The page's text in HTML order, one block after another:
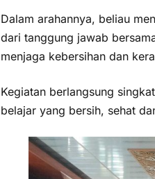
Dalam arahannya, beliau
dari tanggung jawab
menjaga kebersihan dan
Kegiatan berlangsung
belajar yang bersih, sehat